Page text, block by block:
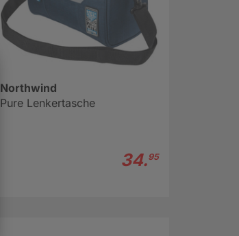
Northwind
Pure Lenkertasche
34.95